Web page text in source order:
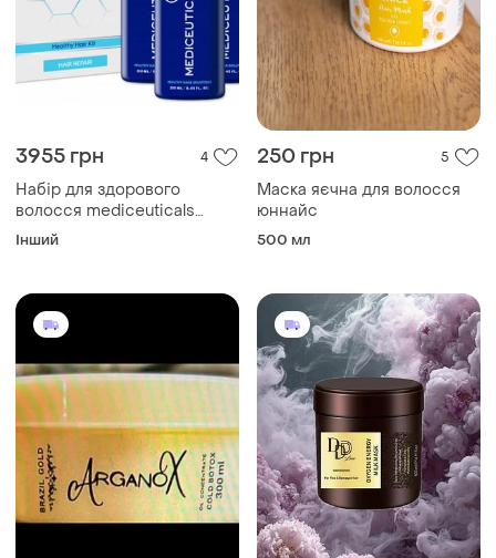
3955 грн 4
Набір для здорового
волосся mediceuticals
healthy hair repair kit
Інший
250 грн 5
Маска яєчна для волосся
юннайс
500 мл